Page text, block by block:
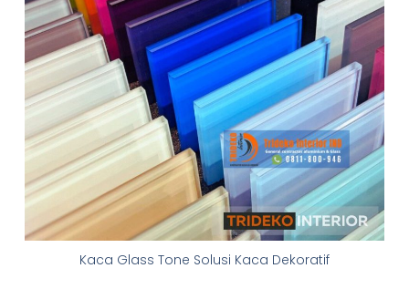
Kaca Glass Tone Solusi Kaca Dekoratif